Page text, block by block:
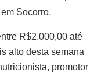
Socorro.
R$2.000,00 até
alto desta semana
promotor